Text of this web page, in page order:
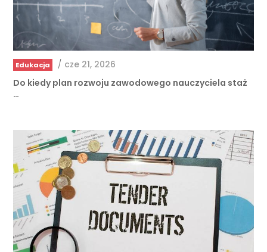
Edukacja / cze 21, 2026
Do kiedy plan rozwoju zawodowego nauczyciela staż
…